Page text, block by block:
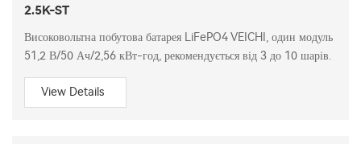
2.5K-ST
Високовольтна побутова батарея LiFePO4 VEICHI, один модуль
51,2 В/50 Ач/2,56 кВт-год, рекомендується від 3 до 10 шарів.
View Details